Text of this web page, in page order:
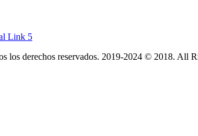
derechos reservados. 2019-2024 © 2018. All